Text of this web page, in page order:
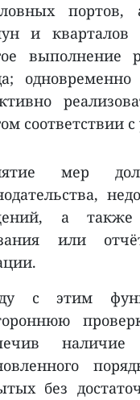
и кварталов
выполнение
соответствии
мер
а также
или
с этим
без